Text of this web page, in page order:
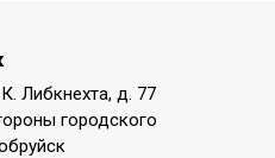
Либкнехта, д. 77
городского